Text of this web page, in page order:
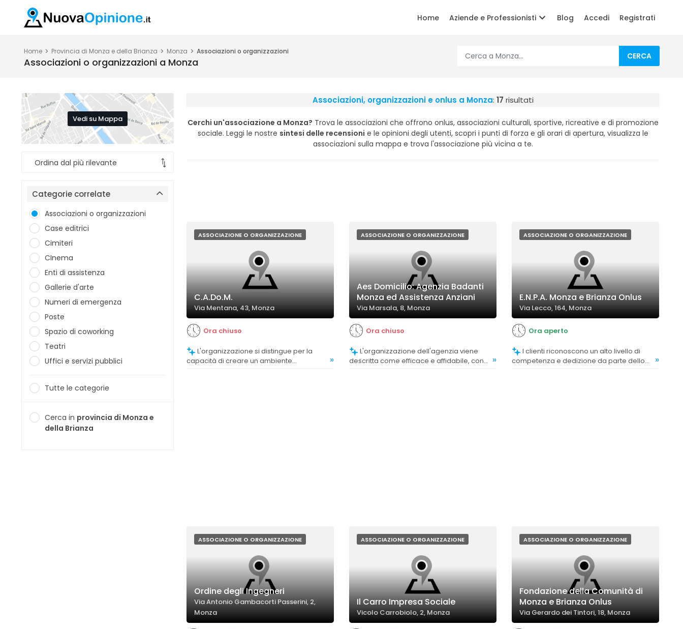
Home Aziende e Professionisti Blog Accedi Registrati
Home Provincia di Monza e della Brianza Monza Associazioni o organizzazioni
Associazioni o organizzazioni a Monza
CERCA
Vedi su Mappa
Categorie correlate
Associazioni o organizzazioni
Case editrici
Cimiteri
CInema
Enti di assistenza
Gallerie d'arte
Numeri di emergenza
Poste
Spazio di coworking
Teatri
Uffici e servizi pubblici
Tutte le categorie
Cerca in provincia di Monza e
della Brianza
Associazioni, organizzazioni e onlus a Monza: 17 risultati
Cerchi un'associazione a Monza? Trova le associazioni che offrono onlus, associazioni culturali, sportive, ricreative e di promozione
sociale. Leggi le nostre sintesi delle recensioni e le opinioni degli utenti, scopri i punti di forza e gli orari di apertura, visualizza le
associazioni sulla mappa e trova l'associazione più vicina a te.
ASSOCIAZIONE O ORGANIZZAZIONE
C.A.Do.M.
Via Mentana, 43, Monza
Ora chiuso
capacità di creare un ambiente
»
ASSOCIAZIONE O ORGANIZZAZIONE
Aes Domicilio: Agenzia Badanti
Monza ed Assistenza Anziani
Via Marsala, 8, Monza
Ora chiuso
L'organizzazione dell'agenzia viene
descritta come efficace e affidabile, con
»
ASSOCIAZIONE O ORGANIZZAZIONE
E.N.P.A. Monza e Brianza Onlus
Via Lecco, 164, Monza
Ora aperto
I clienti riconoscono un alto livello di
competenza e dedizione da parte dello
»
ASSOCIAZIONE O ORGANIZZAZIONE
Ordine degli Ingegneri
Via Antonio Gambacorti Passerini, 2,
Monza
ASSOCIAZIONE O ORGANIZZAZIONE
Il Carro Impresa Sociale
Vicolo Carrobiolo, 2, Monza
ASSOCIAZIONE O ORGANIZZAZIONE
Fondazione della Comunità di
Monza e Brianza Onlus
Via Gerardo dei Tintori, 18, Monza